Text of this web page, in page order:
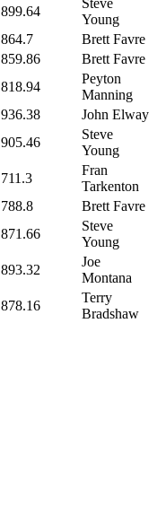
899.64
Steve
Young
864.7
Brett Favre
859.86
Brett Favre
818.94
Peyton
Manning
936.38
John Elway
905.46
Steve
Young
711.3
Fran
Tarkenton
788.8
Brett Favre
871.66
Steve
Young
893.32
Joe
Montana
878.16
Terry
Bradshaw